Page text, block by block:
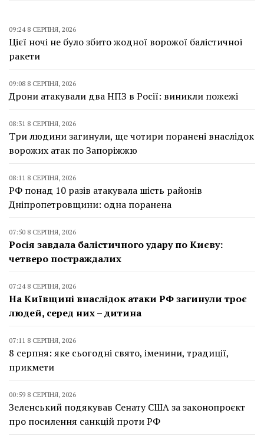
09:24 8 СЕРПНЯ, 2026
Цієї ночі не було збито жодної ворожої балістичної
ракети
09:08 8 СЕРПНЯ, 2026
Дрони атакували два НПЗ в Росії: виникли пожежі
08:31 8 СЕРПНЯ, 2026
Три людини загинули, ще чотири поранені внаслідок
ворожих атак по Запоріжжю
08:11 8 СЕРПНЯ, 2026
РФ понад 10 разів атакувала шість районів
Дніпропетровщини: одна поранена
07:50 8 СЕРПНЯ, 2026
Росія завдала балістичного удару по Києву:
четверо постраждалих
07:24 8 СЕРПНЯ, 2026
На Київщині внаслідок атаки РФ загинули троє
людей, серед них – дитина
07:11 8 СЕРПНЯ, 2026
8 серпня: яке сьогодні свято, іменини, традиції,
прикмети
00:59 8 СЕРПНЯ, 2026
Зеленський подякував Сенату США за законопроєкт
про посилення санкцій проти РФ